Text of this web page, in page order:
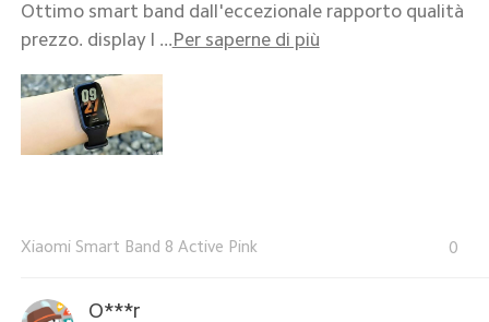
Ottimo smart band dall'eccezionale rapporto qualità
prezzo. display l ... Per saperne di più
Xiaomi Smart Band 8 Active Pink 0
O***r